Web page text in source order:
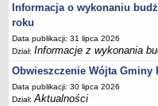
Strategia rozwoju
Uchwały
Projekty uchwał
Protokoły
Imienne wykazy głosowań
Informacja o wykonaniu
roku
Data publikacji: 31 lipca 2026
Dział:Informacje z wykonania
Obwieszczenie Wójta Gminy
Data publikacji: 30 lipca 2026
Dział:Aktualności